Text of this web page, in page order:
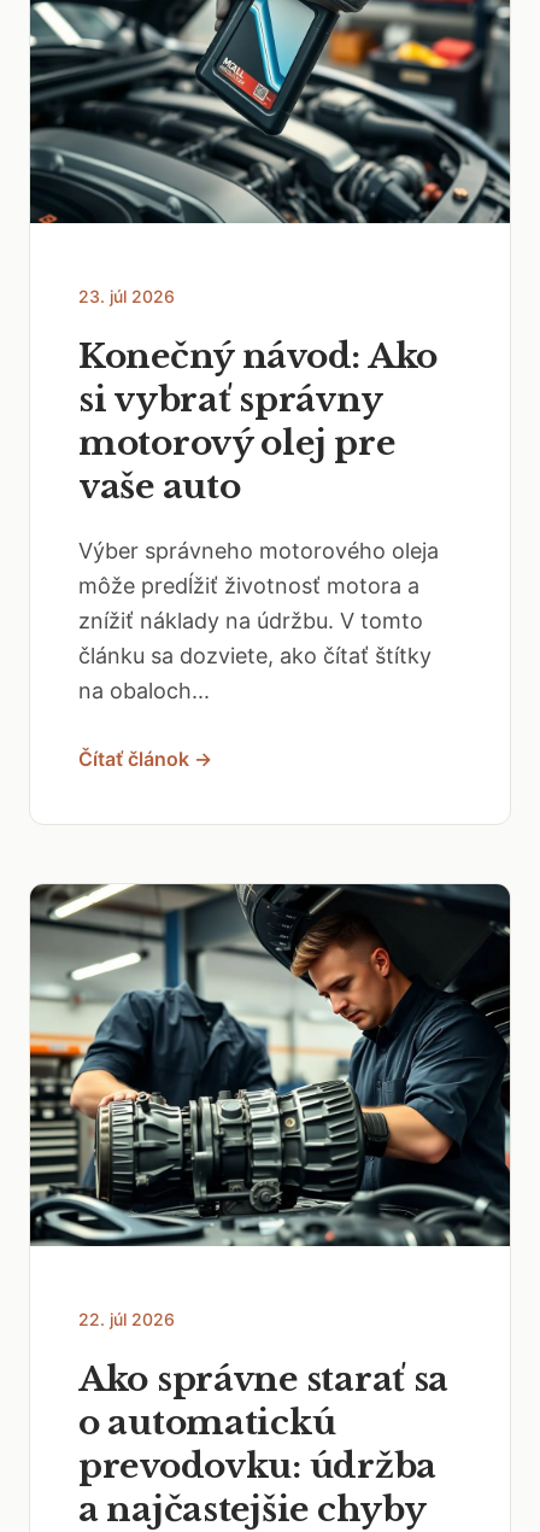
23. júl 2026
Konečný návod: Ako
si vybrať správny
motorový olej pre
vaše auto
Výber správneho motorového oleja
môže predĺžiť životnosť motora a
znížiť náklady na údržbu. V tomto
článku sa dozviete, ako čítať štítky
na obaloch...
Čítať článok →
22. júl 2026
Ako správne starať sa
o automatickú
prevodovku: údržba
a najčastejšie chyby